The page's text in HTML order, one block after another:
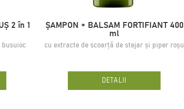
2 în 1
ȘAMPON + BALSAM FORTIFIANT 400
ml
cu extracte de scoarță de stejar și piper roșu
DETALII